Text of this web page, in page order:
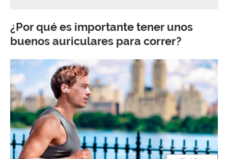
¿Por qué es importante tener unos
buenos auriculares para correr?